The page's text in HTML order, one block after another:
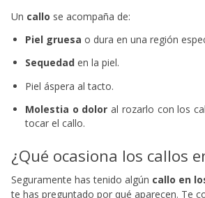
Un callo se acompaña de:
Piel gruesa o dura en una región
Sequedad en la piel.
Piel áspera al tacto.
Molestia o dolor al rozarlo con los
tocar el callo.
¿Qué ocasiona los callos
Seguramente has tenido algún callo en
te has preguntado por qué aparecen. Te